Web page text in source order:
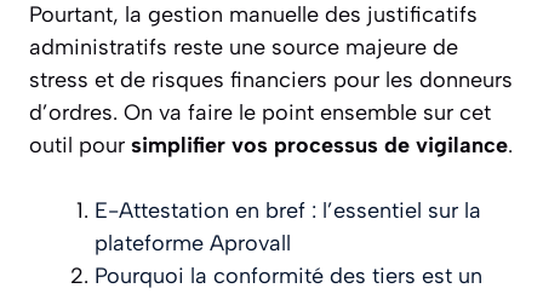
Pourtant, la gestion manuelle des justificatifs
administratifs reste une source majeure de
stress et de risques financiers pour les donneurs
d’ordres. On va faire le point ensemble sur cet
outil pour simplifier vos processus de vigilance.
E-Attestation en bref : l’essentiel sur la
plateforme Aprovall
Pourquoi la conformité des tiers est un